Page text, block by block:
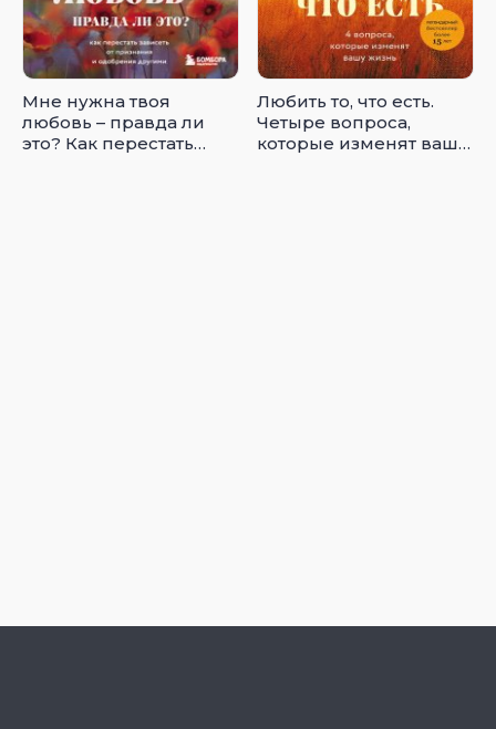
Мне нужна твоя
любовь – правда ли
это? Как перестать
Любить то, что есть.
Четыре вопроса,
которые изменят вашу